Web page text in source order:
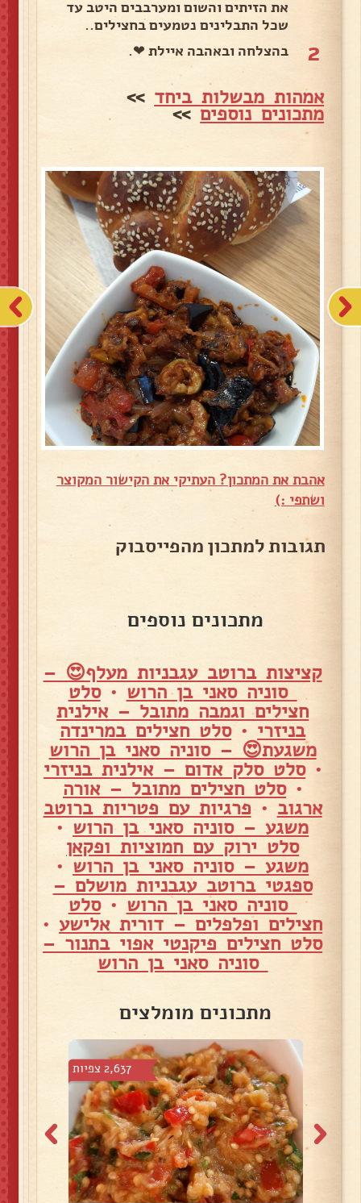
את הזיתים והשום ומערבבים היטב עד
שכל התבלינים נטמעים בחצילים..
2 בהצלחה ובאהבה איילת ❤.
אמהות מבשלות ביחד >>
מתכונים נוספים>>
אהבת את המתכון? העתיקי את הקישור המקוצר
ושתפי :)
תגובות למתכון מהפייסבוק
מתכונים נוספים
קציצות ברוטב עגבניות מעלף😍 –
סוניה סאני בן הרוש •סלט
חצילים וגמבה מתובל – אילנית
בניזרי •סלט חצילים במרינדה
משגעת😍 – סוניה סאני בן הרוש
•סלט סלק אדום – אילנית בניזרי
•סלט חצילים מתובל – אורה
ארגוב • פרגיות עם פטריות ברוטב
משגע – סוניה סאני בן הרוש •
סלט ירוק עם חמוציות ופקאן
משגע – סוניה סאני בן הרוש •
ספגטי ברוטב עגבניות מושלם –
סוניה סאני בן הרוש •סלט
חצילים ופלפלים – דורית אלישע•
סלט חצילים פיקנטי אפוי בתנור –
סוניה סאני בן הרוש
מתכונים מומלצים
2,637 צפיות